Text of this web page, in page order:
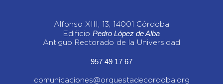
Alfonso XIII, 13, 14001 Córdoba
Edificio Pedro López de Alba
Antiguo Rectorado de la Universidad
957 49 17 67
comunicaciones@orquestadecordoba.org